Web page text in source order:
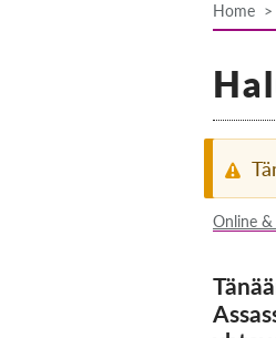
Home
Online